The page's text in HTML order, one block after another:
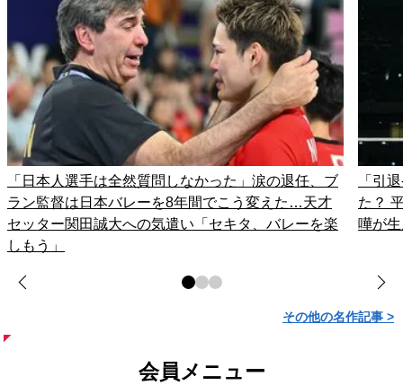
「日本人選手は全然質問しなかった」涙の退任、ブ
ラン監督は日本バレーを8年間でこう変えた…天才
セッター関田誠大への気遣い「セキタ、バレーを楽
しもう」
「引
た？
嘩が
その他の名作記事 >
会員メニュー